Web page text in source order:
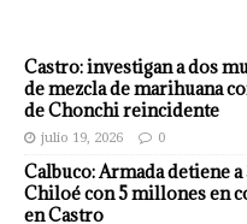
Castro: investigan a dos
de mezcla de marihuana
de Chonchi reincidente
julio 19, 2026 0
Calbuco: Armada detiene
Chiloé con 5 millones en
en Castro